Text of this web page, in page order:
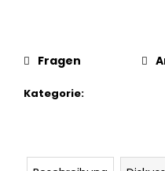
Kategorie:
Fragen